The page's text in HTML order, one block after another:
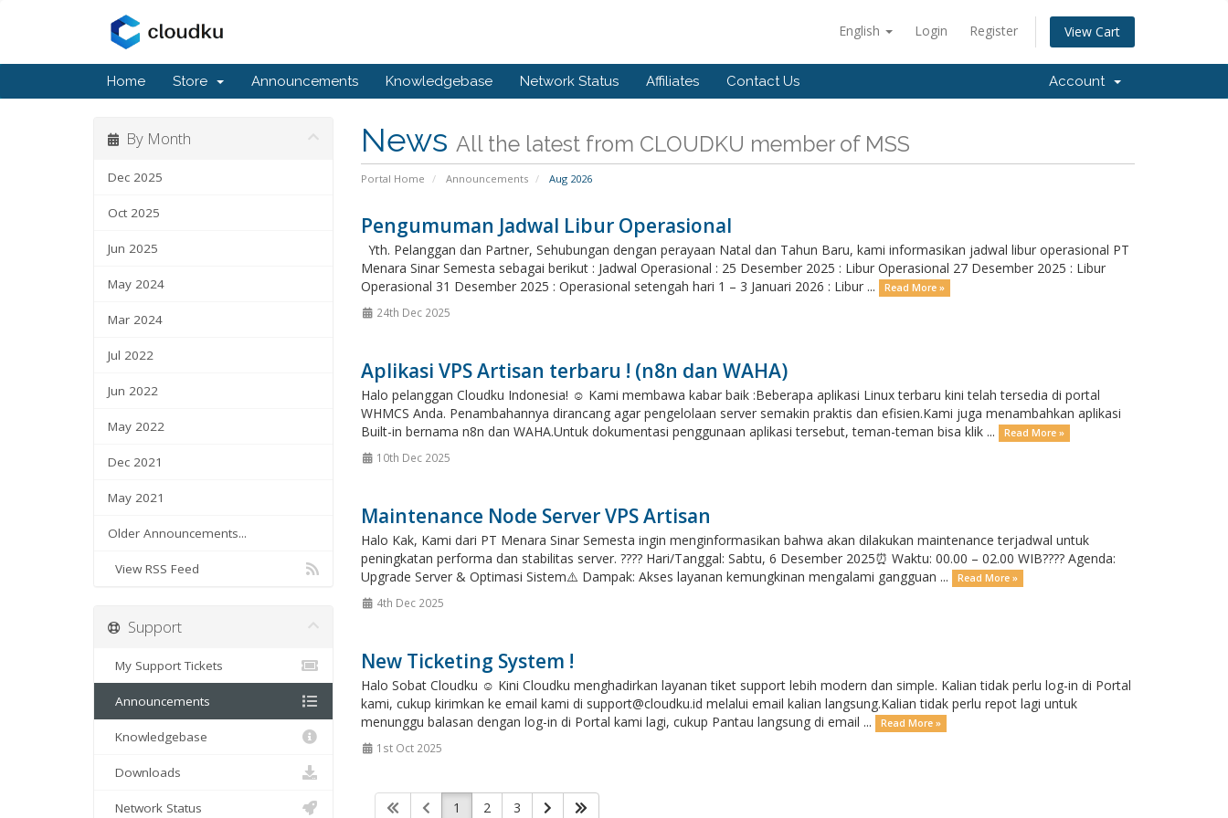
English Login Register View Cart
Home Store Announcements Knowledgebase Network Status Affiliates Contact Us Account
News All the latest from CLOUDKU member of MSS
Portal Home Announcements Aug 2026
By Month
Dec 2025
Oct 2025
Jun 2025
May 2024
Mar 2024
Jul 2022
Jun 2022
May 2022
Dec 2021
May 2021
Older Announcements...
View RSS Feed
Pengumuman Jadwal Libur Operasional
Yth. Pelanggan dan Partner, Sehubungan dengan perayaan Natal dan Tahun Baru, kami informasikan jadwal libur operasional PT
Menara Sinar Semesta sebagai berikut : Jadwal Operasional : 25 Desember 2025 : Libur Operasional 27 Desember 2025 : Libur
Operasional 31 Desember 2025 : Operasional setengah hari 1 – 3 Januari 2026 : Libur ...
Read More »
24th Dec 2025
Aplikasi VPS Artisan terbaru ! (n8n dan WAHA)
Halo pelanggan Cloudku Indonesia! ☺️ Kami membawa kabar baik :Beberapa aplikasi Linux terbaru kini telah tersedia di portal
WHMCS Anda. Penambahannya dirancang agar pengelolaan server semakin praktis dan efisien.Kami juga menambahkan aplikasi
Built-in bernama n8n dan WAHA.Untuk dokumentasi penggunaan aplikasi tersebut, teman-teman bisa klik ...
Read More »
10th Dec 2025
Maintenance Node Server VPS Artisan
Halo Kak, Kami dari PT Menara Sinar Semesta ingin menginformasikan bahwa akan dilakukan maintenance terjadwal untuk
peningkatan performa dan stabilitas server. ???? Hari/Tanggal: Sabtu, 6 Desember 2025⏰ Waktu: 00.00 – 02.00 WIB???? Agenda:
Upgrade Server & Optimasi Sistem⚠️ Dampak: Akses layanan kemungkinan mengalami gangguan ...
Read More »
4th Dec 2025
New Ticketing System !
Halo Sobat Cloudku ☺️ Kini Cloudku menghadirkan layanan tiket support lebih modern dan simple. Kalian tidak perlu log-in di Portal
kami, cukup kirimkan ke email kami di support@cloudku.id melalui email kalian langsung.Kalian tidak perlu repot lagi untuk
menunggu balasan dengan log-in di Portal kami lagi, cukup Pantau langsung di email ...
Read More »
1st Oct 2025
1 2 3
Support
My Support Tickets
Announcements
Knowledgebase
Downloads
Network Status